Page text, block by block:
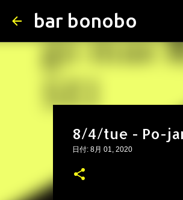
bar bonobo
8/4/tue - Po-
日付: 8月 01, 2020